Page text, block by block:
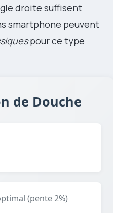
droite suffisent
smartphone peuvent
pour ce type
de Douche
(pente 2%)